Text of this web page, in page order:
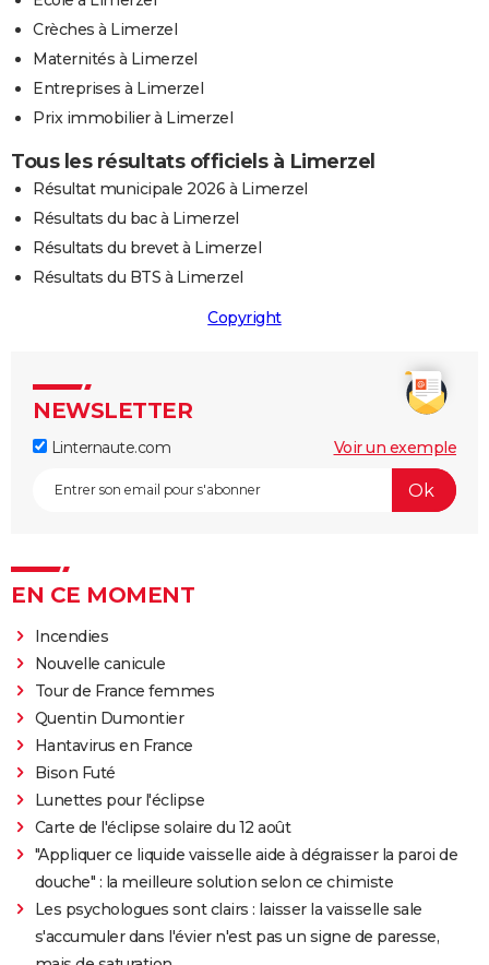
Crèches à Limerzel
Maternités à Limerzel
Entreprises à Limerzel
Prix immobilier à Limerzel
Tous les résultats officiels à Limerzel
Résultat municipale 2026 à Limerzel
Résultats du bac à Limerzel
Résultats du brevet à Limerzel
Résultats du BTS à Limerzel
Copyright
NEWSLETTER
Linternaute.com Voir un exemple
EN CE MOMENT
Incendies
Nouvelle canicule
Tour de France femmes
Quentin Dumontier
Hantavirus en France
Bison Futé
Lunettes pour l'éclipse
Carte de l'éclipse solaire du 12 août
"Appliquer ce liquide vaisselle aide à dégraisser la paroi de
douche" : la meilleure solution selon ce chimiste
Les psychologues sont clairs : laisser la vaisselle sale
s'accumuler dans l'évier n'est pas un signe de paresse,